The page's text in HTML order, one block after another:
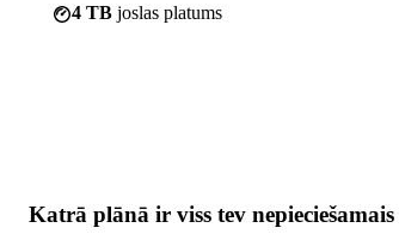
4 TB joslas platums
Katrā plānā ir viss tev nepieciešamais